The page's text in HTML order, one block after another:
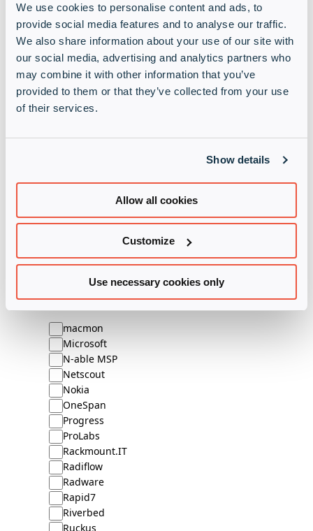
We use cookies to personalise content and ads, to
provide social media features and to analyse our traffic.
We also share information about your use of our site with
our social media, advertising and analytics partners who
may combine it with other information that you’ve
provided to them or that they’ve collected from your use
of their services.
Show details
Allow all cookies
Customize
Use necessary cookies only
Fortinet
Fortra
GFI
HID Global
Horizon3.ai
Hornetsecurity
HPE Aruba
Kaspersky
Kaspersky MSP
Interessen M-S
macmon
Microsoft
N-able MSP
Netscout
Nokia
OneSpan
Progress
ProLabs
Rackmount.IT
Radiflow
Radware
Rapid7
Riverbed
Ruckus